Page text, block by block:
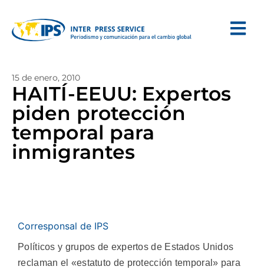
15 de enero, 2010
HAITÍ-EEUU: Expertos
piden protección
temporal para
inmigrantes
Corresponsal de IPS
Políticos y grupos de expertos de Estados Unidos
reclaman el «estatuto de protección temporal» para